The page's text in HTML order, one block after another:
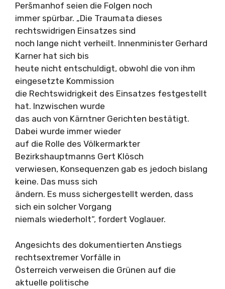
Peršmanhof seien die Folgen noch
immer spürbar. „Die Traumata dieses
rechtswidrigen Einsatzes sind
noch lange nicht verheilt. Innenminister Gerhard
Karner hat sich bis
heute nicht entschuldigt, obwohl die von ihm
eingesetzte Kommission
die Rechtswidrigkeit des Einsatzes festgestellt
hat. Inzwischen wurde
das auch von Kärntner Gerichten bestätigt.
Dabei wurde immer wieder
auf die Rolle des Völkermarkter
Bezirkshauptmanns Gert Klösch
verwiesen, Konsequenzen gab es jedoch bislang
keine. Das muss sich
ändern. Es muss sichergestellt werden, dass
sich ein solcher Vorgang
niemals wiederholt“, fordert Voglauer.
Angesichts des dokumentierten Anstiegs
rechtsextremer Vorfälle in
Österreich verweisen die Grünen auf die
aktuelle politische